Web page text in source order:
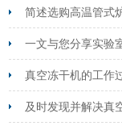
简述选购高温管式
一文与您分享实验
真空冻干机的工作
及时发现并解决真